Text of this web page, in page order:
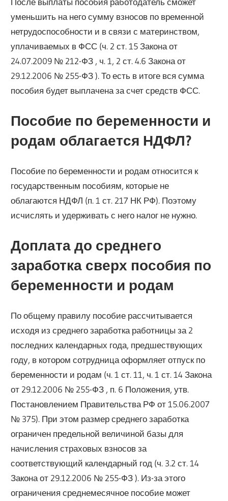
уменьшить на него сумму взносов по временной
нетрудоспособности и в связи с материнством,
уплачиваемых в ФСС (ч. 2 ст. 15 Закона от
24.07.2009 № 212-ФЗ , ч. 1, 2 ст. 4.6 Закона от
29.12.2006 № 255-ФЗ ). То есть в итоге вся сумма
пособия будет выплачена за счет средств ФСС.
Пособие по беременности и
родам облагается НДФЛ?
Пособие по беременности и родам относится к
государственным пособиям, которые не
облагаются НДФЛ (п. 1 ст. 217 НК РФ). Поэтому
исчислять и удерживать с него налог не нужно.
Доплата до среднего
заработка сверх пособия по
беременности и родам
По общему правилу пособие рассчитывается
исходя из среднего заработка работницы за 2
последних календарных года, предшествующих
году, в котором сотрудница оформляет отпуск по
беременности и родам (ч. 1 ст. 11, ч. 1 ст. 14 Закона
от 29.12.2006 № 255-ФЗ , п. 6 Положения, утв.
Постановлением Правительства РФ от 15.06.2007
№ 375). При этом размер среднего заработка
ограничен предельной величиной базы для
начисления страховых взносов за
соответствующий календарный год (ч. 3.2 ст. 14
Закона от 29.12.2006 № 255-ФЗ ). Из-за этого
ограничения среднемесячное пособие может